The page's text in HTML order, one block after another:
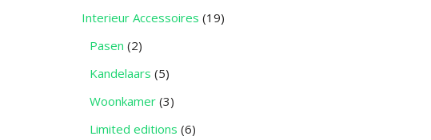
Interieur Accessoires (19)
Pasen (2)
Kandelaars (5)
Woonkamer (3)
Limited editions (6)